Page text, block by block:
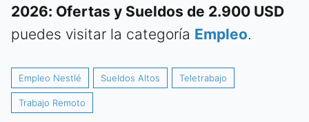
2026: Ofertas y Sueldos de 2.900 USD
puedes visitar la categoría Empleo.
Empleo Nestlé Sueldos Altos Teletrabajo
Trabajo Remoto